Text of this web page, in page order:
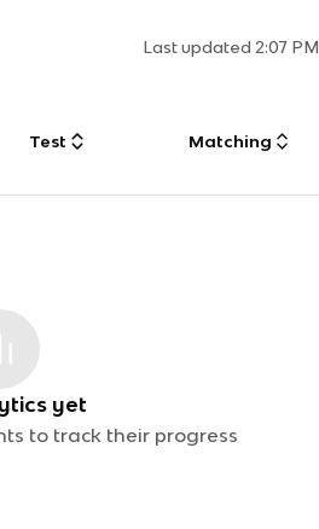
Last updated2:07 PM
Test Matching
yet
to track their progress